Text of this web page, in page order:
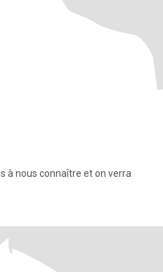
à nous connaître et on verra